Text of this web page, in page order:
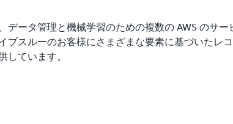
データ管理と機械学習のための複数の AWS のサー
ブスルーのお客様にさまざまな要素に基づいたレ
しています。